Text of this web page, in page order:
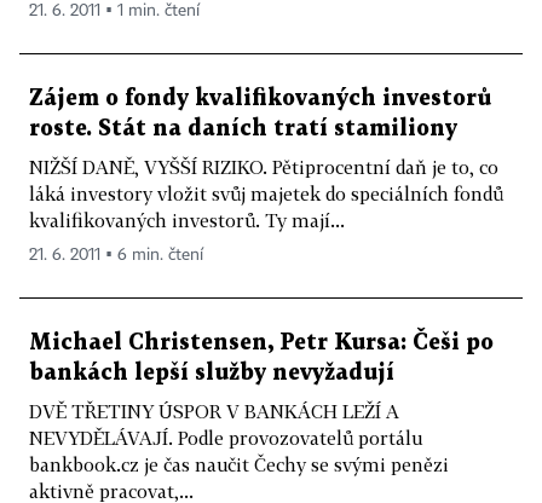
21. 6. 2011 ▪ 1 min. čtení
Zájem o fondy kvalifikovaných investorů
roste. Stát na daních tratí stamiliony
NIŽŠÍ DANĚ, VYŠŠÍ RIZIKO. Pětiprocentní daň je to, co
láká investory vložit svůj majetek do speciálních fondů
kvalifikovaných investorů. Ty mají...
21. 6. 2011 ▪ 6 min. čtení
Michael Christensen, Petr Kursa: Češi po
bankách lepší služby nevyžadují
DVĚ TŘETINY ÚSPOR V BANKÁCH LEŽÍ A
NEVYDĚLÁVAJÍ. Podle provozovatelů portálu
bankbook.cz je čas naučit Čechy se svými penězi
aktivně pracovat,...